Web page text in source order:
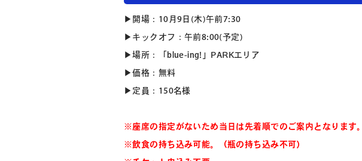
▶開場：10月9日(木)午前7:30
▶キックオフ：午前8:00(予定)
▶場所：「blue-ing!」PARKエリア
▶価格：無料
▶定員：150名様
※座席の指定がないため当日は先着順でのご案内となります。
※飲食の持ち込み可能。（瓶の持ち込み不可）